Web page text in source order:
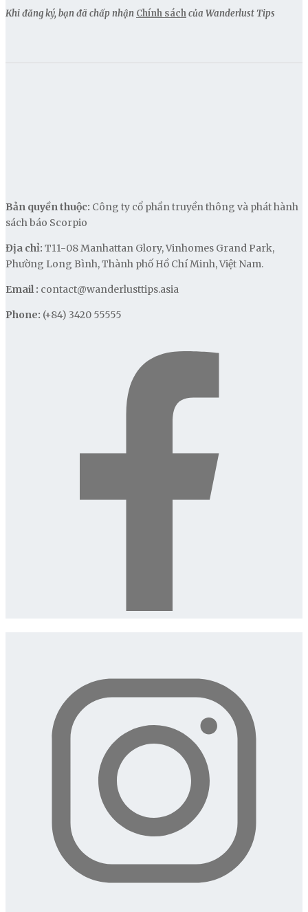
Khi đăng ký, bạn đã chấp nhận Chính sáchcủa Wanderlust Tips
Bản quyền thuộc: Công ty cổ phần truyền thông và phát hành
sách báo Scorpio
Địa chỉ: T11-08 Manhattan Glory, Vinhomes Grand Park,
Phường Long Bình, Thành phố Hồ Chí Minh, Việt Nam.
Email : contact@wanderlusttips.asia
Phone: (+84) 3420 55555